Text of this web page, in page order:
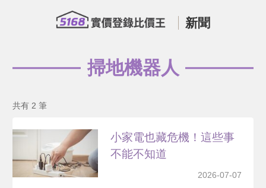
新聞
掃地機器人
共有 2 筆
小家電也藏危機！這些事
不能不知道
2026-07-07